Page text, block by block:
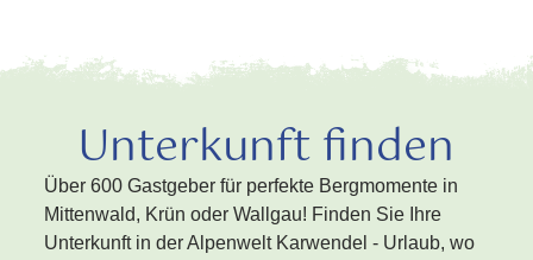
Unterkunft finden
Über 600 Gastgeber für perfekte Bergmomente in
Mittenwald, Krün oder Wallgau! Finden Sie Ihre
Unterkunft in der Alpenwelt Karwendel - Urlaub, wo